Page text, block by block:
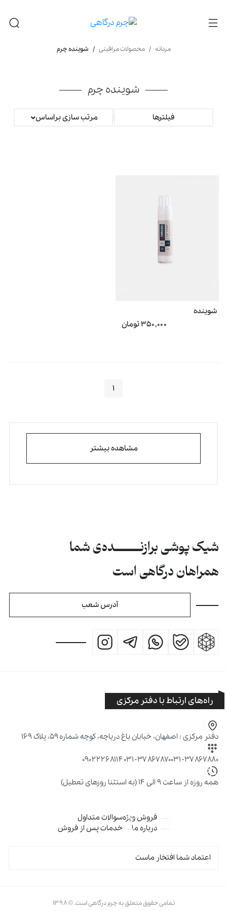
مردانه محصولات مراقبتی شوینده چرم
شوینده چرم
فیلترها مرتب سازی براساس
شوینده
۳۵۰,۰۰۰ تومان
۱
مشاهده بیشتر
شیک پوشی برازنــــــــــده‌ی شما
همراهان درگاهی است
آدرس شعب
راه‌های ارتباط با دفتر مرکزی
دفتر مرکزی : اصفهان، خیابان باغ دریاچه، کوچه شماره ۵۹، پلاک ۱۶۹
۰۳۱-۳۷۸۶۷۸۸۰۰۳۱-۳۷۸۶۷۸۷۰۰۹۰۲۲۲۶۸۱۱۴
همه روزه از ساعت ۹ الی ۱۴ (به استثنا روزهای تعطیل)
فروش ویژه
درباره ما
سوالات متداول
خدمات پس از فروش
اعتماد شما افتخار ماست
تمامی حقوق متعلق به چرم درگاهی است. © ۱۳۹۸